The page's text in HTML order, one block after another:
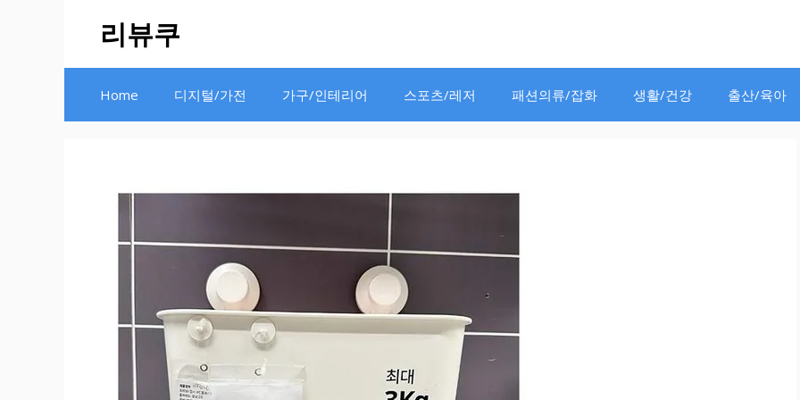
리뷰쿠
Home 디지털/가전 가구/인테리어 스포츠/레저 패션의류/잡화 생활/건강 출산/육아